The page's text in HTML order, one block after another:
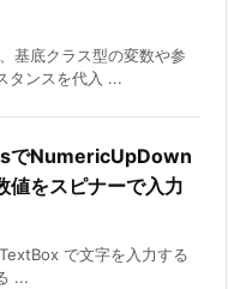
基底クラス型の変数や参
タンスを代入 ...
でNumericUpDown
値をスピナーで入力
で文字を入力する
...